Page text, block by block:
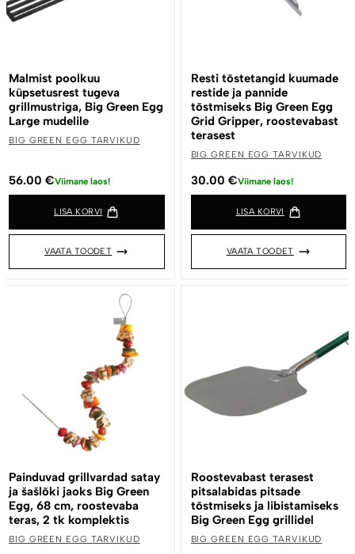
Malmist poolkuu
küpsetusrest tugeva
grillmustriga, Big Green Egg
Large mudelile
BIG GREEN EGG TARVIKUD
56.00 €Viimane laos!
LISA KORVI
VAATA TOODET
Resti tõstetangid kuumade
restide ja pannide
tõstmiseks Big Green Egg
Grid Gripper, roostevabast
terasest
BIG GREEN EGG TARVIKUD
30.00 €Viimane laos!
LISA KORVI
VAATA TOODET
Painduvad grillvardad satay
ja šašlõki jaoks Big Green
Egg, 68 cm, roostevaba
teras, 2 tk komplektis
BIG GREEN EGG TARVIKUD
Roostevabast terasest
pitsalabidas pitsade
tõstmiseks ja libistamiseks
Big Green Egg grillidel
BIG GREEN EGG TARVIKUD